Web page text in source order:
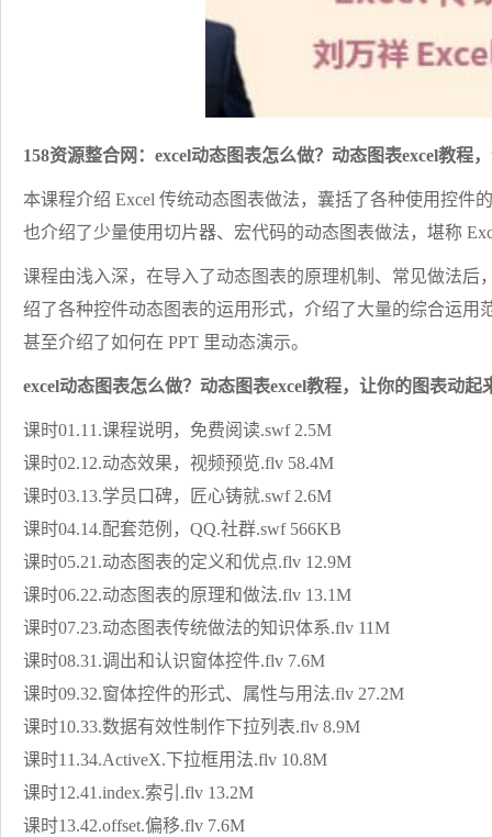
158资源整合网： excel动态图表怎么做？ 动态图表excel教程
本课程介绍 Excel 传统动态图表做法，囊括了各种使用控件
也介绍了少量使用切片器、宏代码的动态图表做法，堪称
课程由浅入深，在导入了动态图表的原理机制、常见做法
绍了各种控件动态图表的运用形式，介绍了大量的综合运
甚至介绍了如何在 PPT 里动态演示。
excel动态图表怎么做？ 动态图表excel教程，让你的图表动起
课时01.11.课程说明，免费阅读.swf 2.5M
课时02.12.动态效果，视频预览.flv 58.4M
课时03.13.学员口碑，匠心铸就.swf 2.6M
课时04.14.配套范例，QQ.社群.swf 566KB
课时05.21.动态图表的定义和优点.flv 12.9M
课时06.22.动态图表的原理和做法.flv 13.1M
课时07.23.动态图表传统做法的知识体系.flv 11M
课时08.31.调出和认识窗体控件.flv 7.6M
课时09.32.窗体控件的形式、属性与用法.flv 27.2M
课时10.33.数据有效性制作下拉列表.flv 8.9M
课时11.34.ActiveX.下拉框用法.flv 10.8M
课时12.41.index.索引.flv 13.2M
课时13.42.offset.偏移.flv 7.6M